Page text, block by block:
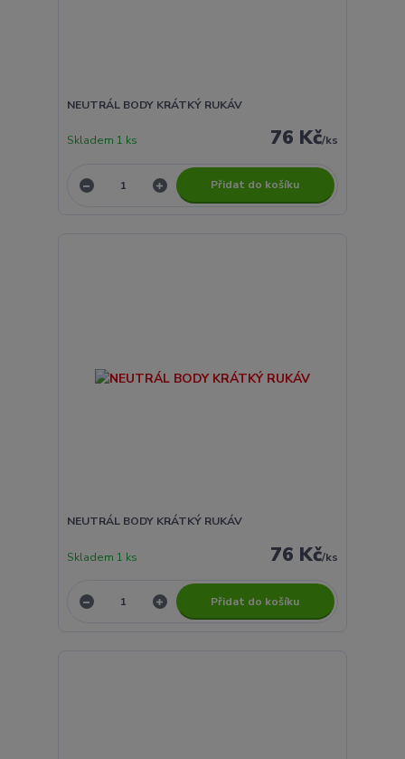
NEUTRÁL BODY KRÁTKÝ RUKÁV
76 Kč/ks
Skladem 1 ks
Přidat do košíku
NEUTRÁL BODY KRÁTKÝ RUKÁV
76 Kč/ks
Skladem 1 ks
Přidat do košíku